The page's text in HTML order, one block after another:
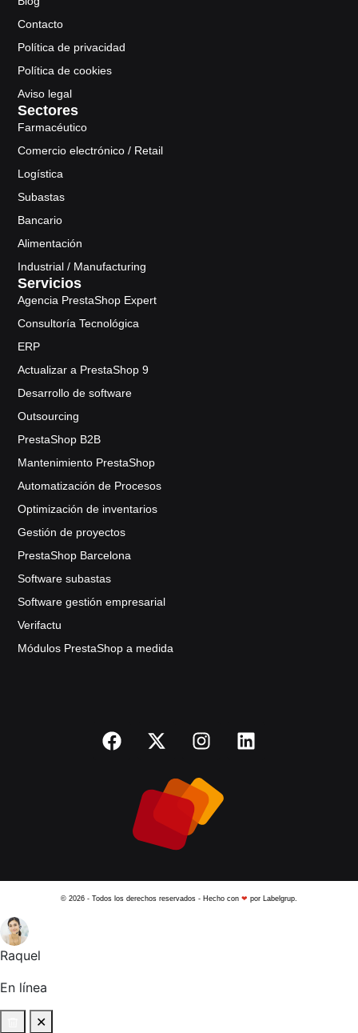
Contacto
Política de privacidad
Política de cookies
Aviso legal
Sectores
Farmacéutico
Comercio electrónico / Retail
Logística
Subastas
Bancario
Alimentación
Industrial / Manufacturing
Servicios
Agencia PrestaShop Expert
Consultoría Tecnológica
ERP
Actualizar a PrestaShop 9
Desarrollo de software
Outsourcing
PrestaShop B2B
Mantenimiento PrestaShop
Automatización de Procesos
Optimización de inventarios
Gestión de proyectos
PrestaShop Barcelona
Software subastas
Software gestión empresarial
Verifactu
Módulos PrestaShop a medida
© 2026 - Todos los derechos reservados - Hecho con ❤ por Labelgrup.
Raquel
En línea
✕